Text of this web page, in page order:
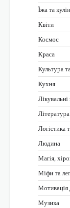
Їжа та
Квіти
Космос
Краса
Культура
Кухня
Логістика
Людина
Магія,
Міфи та
Мотивація
Музика